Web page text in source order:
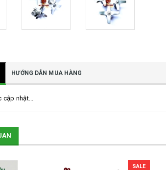
HƯỚNG DẪN MUA HÀNG
cập nhật...
SALE